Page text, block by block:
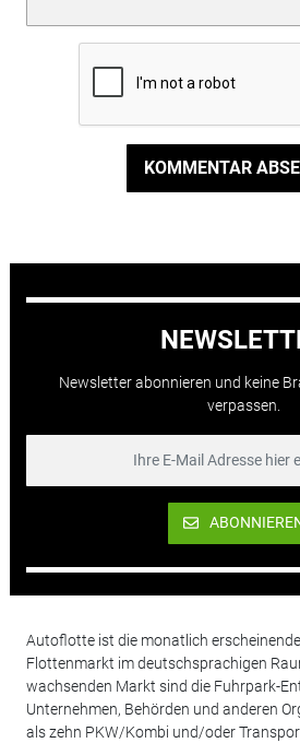
KOMMENTAR
Newsletter abonnieren und keine
verpassen.
Autoflotte ist die monatlich
Flottenmarkt im deutschsprachigen
wachsenden Markt sind die Fuhrpark-
Unternehmen, Behörden und anderen
als zehn PKW/Kombi und/oder